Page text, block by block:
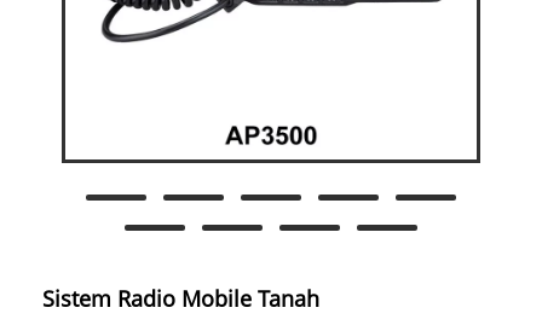
Sistem Radio Mobile Tanah